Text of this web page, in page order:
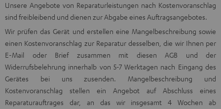
Unsere Angebote von Reparaturleistungen nach Kostenvoranschlag
sind freibleibend und dienen zur Abgabe eines Auftragsangebotes.
Wir prüfen das Gerät und erstellen eine Mangelbeschreibung sowie
einen Kostenvoranschlag zur Reparatur desselben, die wir Ihnen per
E-Mail oder Brief zusammen mit diesen AGB und der
Widerrufsbelehrung innerhalb von 5-7 Werktagen nach Eingang des
Gerätes bei uns zusenden. Mangelbeschreibung und
Kostenvoranschlag stellen ein Angebot auf Abschluss eines
Reparaturauftrages dar, an das wir insgesamt 4 Wochen ab